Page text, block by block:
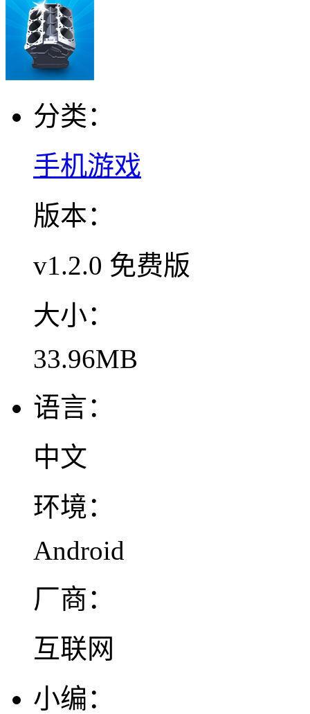
分类：
手机游戏
版本：
v1.2.0 免费版
大小：
33.96MB
语言：
中文
环境：
Android
厂商：
互联网
小编：